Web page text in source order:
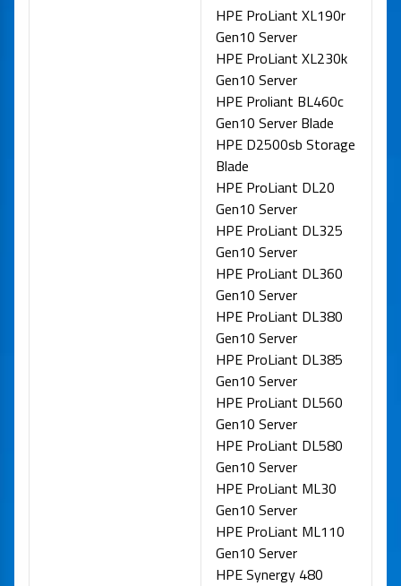
HPE ProLiant XL190r
Gen10 Server
HPE ProLiant XL230k
Gen10 Server
HPE Proliant BL460c
Gen10 Server Blade
HPE D2500sb Storage
Blade
HPE ProLiant DL20
Gen10 Server
HPE ProLiant DL325
Gen10 Server
HPE ProLiant DL360
Gen10 Server
HPE ProLiant DL380
Gen10 Server
HPE ProLiant DL385
Gen10 Server
HPE ProLiant DL560
Gen10 Server
HPE ProLiant DL580
Gen10 Server
HPE ProLiant ML30
Gen10 Server
HPE ProLiant ML110
Gen10 Server
HPE Synergy 480